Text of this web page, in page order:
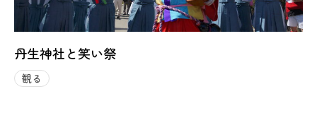
丹生神社と笑い祭
観る